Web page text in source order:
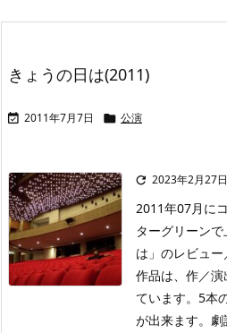
きょうの日は(2011)
 2011年7月7日  公演
 2023年2月27日
2011年07月に
ターグリーン
は」のレビュ
作品は、作／
ています。5本
が出来ます。